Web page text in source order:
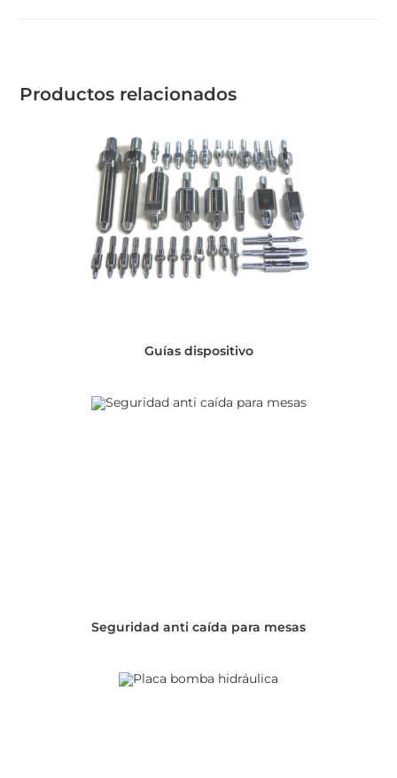
Productos relacionados
Guías dispositivo
Seguridad anti caída para mesas